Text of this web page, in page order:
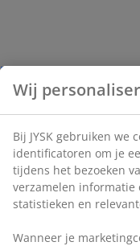
Wij
Bij JYSK gebruiken we
identificatoren om je
tijdens het bezoeken
verzamelen
statistieken en
Wanneer je